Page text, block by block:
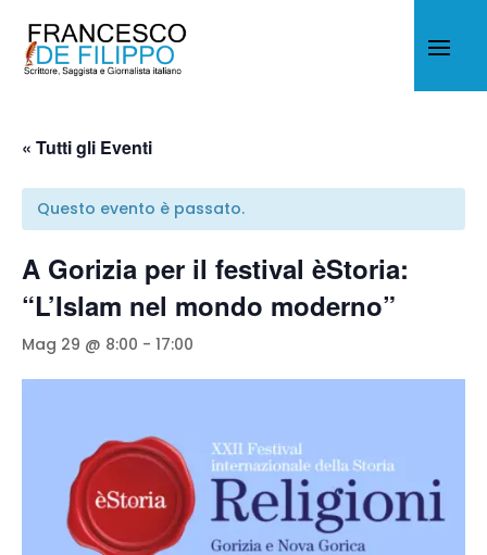
« Tutti gli Eventi
Questo evento è passato.
A Gorizia per il festival èStoria:
“L’Islam nel mondo moderno”
Mag 29 @ 8:00 - 17:00